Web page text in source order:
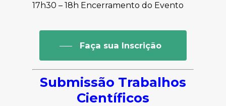
17h30 – 18h Encerramento do Evento
Faça sua Inscrição
Submissão Trabalhos
Científicos